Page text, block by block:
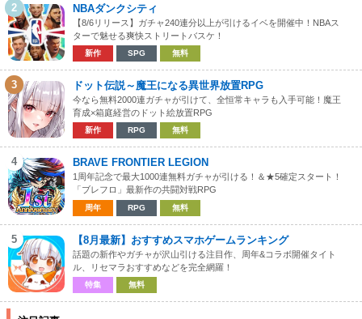
2 NBAダンクシティ
【8/6リリース】ガチャ240連分以上が引けるイベを開催中！NBAス
ターで魅せる爽快ストリートバスケ！
新作 SPG 無料
3 ドット伝説～魔王になる異世界放置RPG
今なら無料2000連ガチャが引けて、全恒常キャラも入手可能！魔王
育成×箱庭経営のドット絵放置RPG
新作 RPG 無料
4 BRAVE FRONTIER LEGION
1周年記念で最大1000連無料ガチャが引ける！＆★5確定スタート！
「ブレフロ」最新作の共闘対戦RPG
周年 RPG 無料
5 【8月最新】おすすめスマホゲームランキング
話題の新作やガチャが沢山引ける注目作、周年&コラボ開催タイト
ル、リセマラおすすめなどを完全網羅！
特集 無料